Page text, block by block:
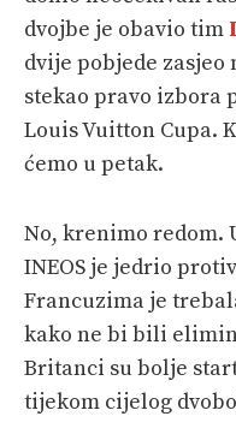
dvojbe je obavio tim
dvije pobjede zasjeo
stekao pravo
Louis Vuitton Cupa.
ćemo u petak.
No, krenimo redom.
INEOS je jedrio protiv
Francuzima je
kako ne bi bili
Britanci su bolje
tijekom cijelog